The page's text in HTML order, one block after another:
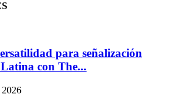
para señalización
con The...
2026